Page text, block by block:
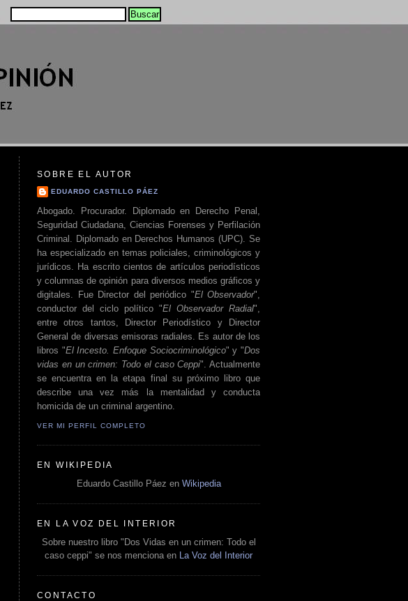
SOBRE EL AUTOR
EDUARDO CASTILLO PÁEZ
Abogado. Procurador. Diplomado en Derecho Penal,
Seguridad Ciudadana, Ciencias Forenses y Perfilación
Criminal. Diplomado en Derechos Humanos (UPC). Se
ha especializado en temas policiales, criminológicos y
jurídicos. Ha escrito cientos de artículos periodísticos
y columnas de opinión para diversos medios gráficos y
digitales. Fue Director del periódico "El Observador",
conductor del ciclo político "El Observador Radial",
entre otros tantos, Director Periodístico y Director
General de diversas emisoras radiales. Es autor de los
libros "El Incesto. Enfoque Sociocriminológico" y "Dos
vidas en un crimen: Todo el caso Ceppi". Actualmente
se encuentra en la etapa final su próximo libro que
describe una vez más la mentalidad y conducta
homicida de un criminal argentino.
VER MI PERFIL COMPLETO
EN WIKIPEDIA
Eduardo Castillo Páez en Wikipedia
EN LA VOZ DEL INTERIOR
Sobre nuestro libro "Dos Vidas en un crimen: Todo el
caso ceppi" se nos menciona en
La Voz del Interior
CONTACTO